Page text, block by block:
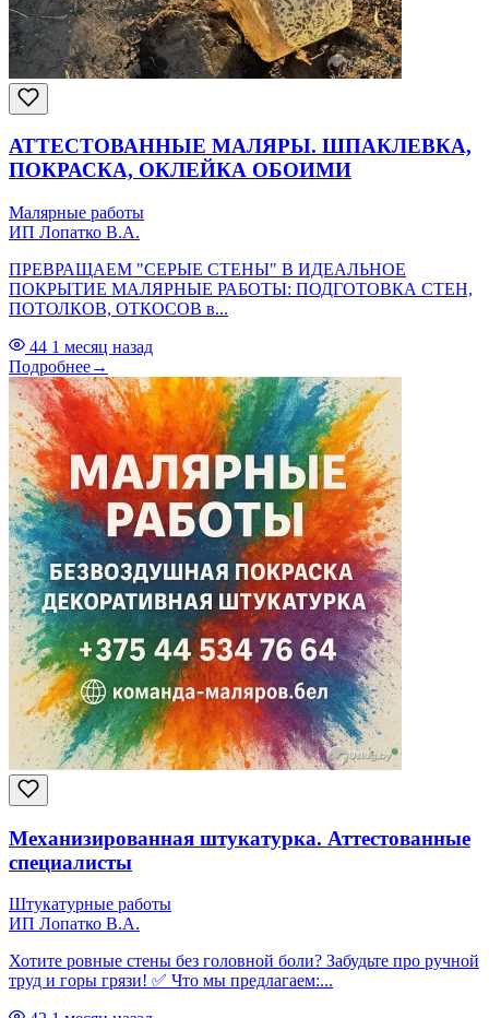
АТТЕСТОВАННЫЕ МАЛЯРЫ. ШПАКЛЕВКА,
ПОКРАСКА, ОКЛЕЙКА ОБОИМИ
Малярные работы
ИП Лопатко В.А.
ПРЕВРАЩАЕМ "СЕРЫЕ СТЕНЫ" В ИДЕАЛЬНОЕ
ПОКРЫТИЕ МАЛЯРНЫЕ РАБОТЫ: ПОДГОТОВКА СТЕН,
ПОТОЛКОВ, ОТКОСОВ в...
44 1 месяц назад
Подробнее→
Механизированная штукатурка. Аттестованные
специалисты
Штукатурные работы
ИП Лопатко В.А.
Хотите ровные стены без головной боли? Забудьте про ручной
труд и горы грязи! ✅ Что мы предлагаем:...